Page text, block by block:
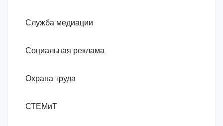
Служба медиации
Социальная реклама
Охрана труда
СТЕМиТ